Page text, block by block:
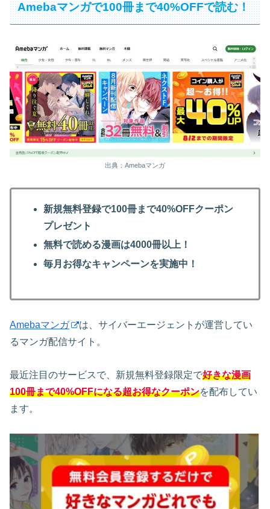
Amebaマンガで100冊まで40%OFFで読む！
出典：Amebaマンガ
新規無料登録で100冊まで40%OFFクーポン
プレゼント
無料で読める漫画は4000冊以上！
毎月お得なキャンペーンを実施中！
Amebaマンガ
は、サイバーエージェントが運営してい
るマンガ配信サイト。
最近注目のサービスで、新規無料登録限定で好きな漫画
100冊まで40%OFFになる超お得なクーポンを配布してい
ます。